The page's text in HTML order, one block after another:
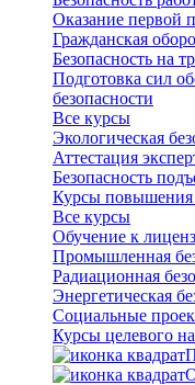
Оказание первой
Гражданская
Безопасность на
Подготовка сил
безопасности
Все курсы
Экологическая
Аттестация
Безопасность
Курсы
Все курсы
Обучение к
Промышленная
Радиационная
Энергетическая
Социальные
Курсы целевого